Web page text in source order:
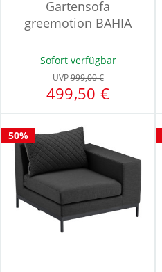
Gartensofa
greemotion BAHIA
Sofort verfügbar
UVP999,00 €
499,50 €
50%